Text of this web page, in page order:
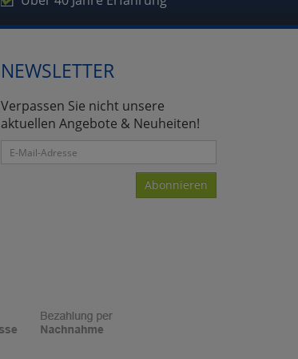
NEWSLETTER
Verpassen Sie nicht unsere
aktuellen Angebote & Neuheiten!
Abonnieren